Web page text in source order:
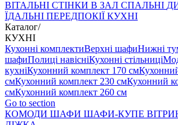
ВIТАЛЬНI СТІНКИ В ЗАЛ СПАЛЬНІ
ЇДАЛЬНI ПЕРЕДПОКІЇ КУХНІ
Каталог/
КУХНІ
Кухонні комплектиВерхні шафиНижні
шафиПолиці навісніКухонні стільниці
кухніКухонний комплект 170 см
смКухонний комплект 230 смКухонний
смКухонний комплект 260 см
Go to section
КОМОДИ ШАФИ ШАФИ-КУПЕ